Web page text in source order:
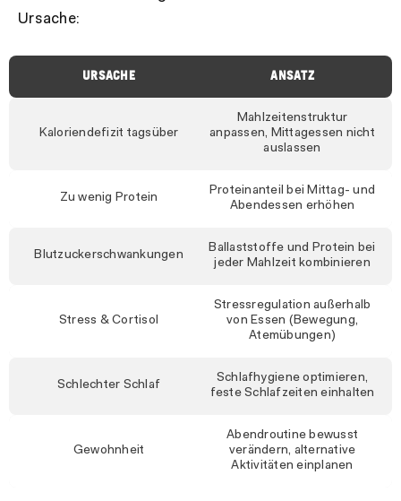
Ursache:
URSACHE ANSATZ
Kaloriendefizit tagsüber
Mahlzeitenstruktur
anpassen, Mittagessen nicht
auslassen
Zu wenig Protein
Proteinanteil bei Mittag- und
Abendessen erhöhen
Blutzuckerschwankungen
Ballaststoffe und Protein bei
jeder Mahlzeit kombinieren
Stress & Cortisol
Stressregulation außerhalb
von Essen (Bewegung,
Atemübungen)
Schlechter Schlaf
Schlafhygiene optimieren,
feste Schlafzeiten einhalten
Gewohnheit
Abendroutine bewusst
verändern, alternative
Aktivitäten einplanen